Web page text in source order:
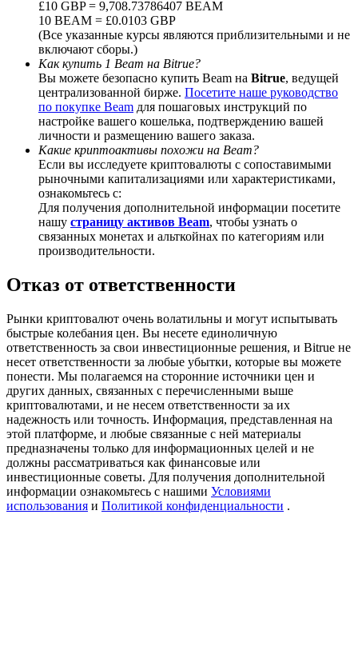
BTC Welcome Rewards
Deposit & Trade BTC to Share 25000 USDT prize pool!
Deposit CASHCAT & Win
Share 500000 CASHCAT prize pool
Precious Metals Trading Carnival
Trade Gold & Silver · 33,333 USDT Bonus
USDT New User Exclusive 10% APR
USDT Flexible Staking | Daily Rewards
£10 GBP = 9,708.73786407 BEAM
10 BEAM = £0.0103 GBP
(Все указанные курсы являются приблизительными и не
включают сборы.)
Как купить 1 Beam на Bitrue?
Вы можете безопасно купить Beam на Bitrue, ведущей
централизованной бирже. Посетите наше руководство
по покупке Beam для пошаговых инструкций по
настройке вашего кошелька, подтверждению вашей
личности и размещению вашего заказа.
Какие криптоактивы похожи на Beam?
Если вы исследуете криптовалюты с сопоставимыми
рыночными капитализациями или характеристиками,
ознакомьтесь с:
Для получения дополнительной информации посетите
нашу страницу активов Beam, чтобы узнать о
связанных монетах и альткойнах по категориям или
производительности.
Отказ от ответственности
Рынки криптовалют очень волатильны и могут испытывать
быстрые колебания цен. Вы несете единоличную
ответственность за свои инвестиционные решения, и Bitrue не
несет ответственности за любые убытки, которые вы можете
понести. Мы полагаемся на сторонние источники цен и
других данных, связанных с перечисленными выше
криптовалютами, и не несем ответственности за их
надежность или точность. Информация, представленная на
этой платформе, и любые связанные с ней материалы
предназначены только для информационных целей и не
должны рассматриваться как финансовые или
инвестиционные советы. Для получения дополнительной
информации ознакомьтесь с нашими Условиями
использования и Политикой конфиденциальности .